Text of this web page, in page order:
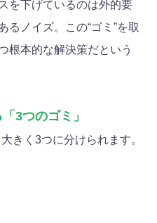
を下げているのは外的要
るノイズ。この“ゴミ”を取
根本的な解決策だという
3つのゴミ」
きく3つに分けられます。